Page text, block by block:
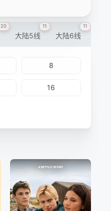
20
大陆5线
11
大陆6线
11
8
16